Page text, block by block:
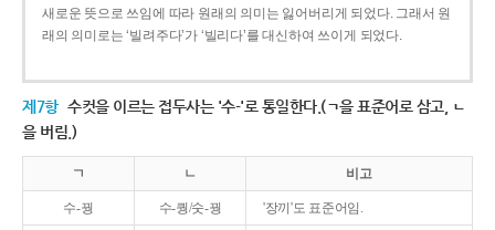
새로운 뜻으로 쓰임에 따라 원래의 의미는 잃어버리게 되었다. 그래서 원
래의 의미로는 ‘빌려주다’가 ‘빌리다’를 대신하여 쓰이게 되었다.
제7항 수컷을 이르는 접두사는 '수-'로 통일한다.(ㄱ을 표준어로 삼고, ㄴ
을 버림.)
ㄱ ㄴ 비고
수-꿩 수-퀑/숫-꿩 '장끼'도 표준어임.